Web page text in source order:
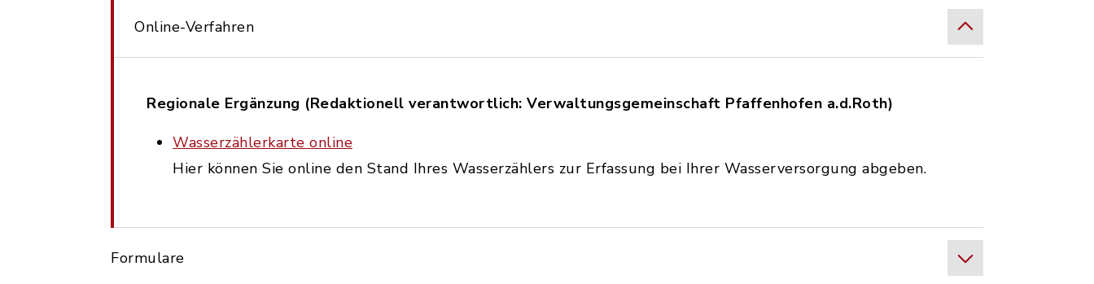
Online-Verfahren
Regionale Ergänzung (Redaktionell verantwortlich: Verwaltungsgemeinschaft Pfaffenhofen a.d.Roth)
Wasserzählerkarte online
Hier können Sie online den Stand Ihres Wasserzählers zur Erfassung bei Ihrer Wasserversorgung abgeben.
Formulare